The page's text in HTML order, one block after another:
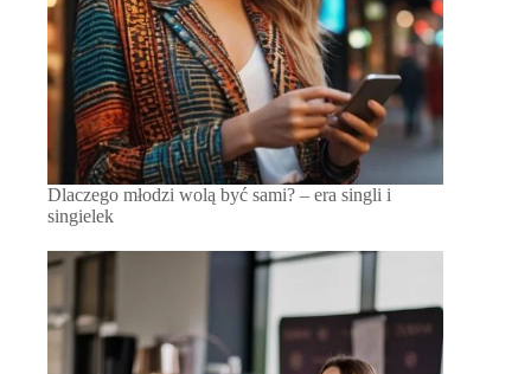
Dlaczego młodzi wolą być sami? – era singli i
singielek